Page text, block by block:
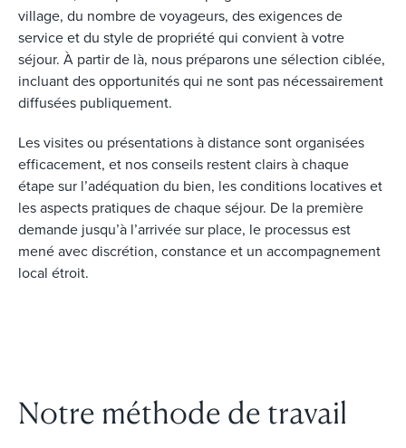
village, du nombre de voyageurs, des exigences de
service et du style de propriété qui convient à votre
séjour. À partir de là, nous préparons une sélection ciblée,
incluant des opportunités qui ne sont pas nécessairement
diffusées publiquement.
Les visites ou présentations à distance sont organisées
efficacement, et nos conseils restent clairs à chaque
étape sur l’adéquation du bien, les conditions locatives et
les aspects pratiques de chaque séjour. De la première
demande jusqu’à l’arrivée sur place, le processus est
mené avec discrétion, constance et un accompagnement
local étroit.
Notre méthode de travail